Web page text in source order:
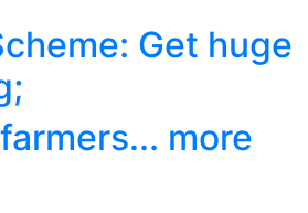
Get huge
more